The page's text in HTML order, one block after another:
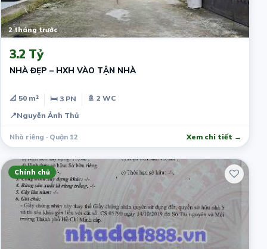
2 tháng trước
3.2 Tỷ
NHÀ ĐẸP – HXH VÀO TẬN NHÀ
📐 50 m² 🛏 3 PN
🚿 2 WC
📍Nguyễn Ảnh Thủ
Nhà riêng · Quận 12 Xem chi tiết →
Chính chủ